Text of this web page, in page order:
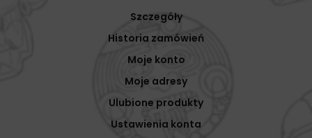
Szczegóły
Historia zamówień
Moje konto
Moje adresy
Ulubione produkty
Ustawienia konta